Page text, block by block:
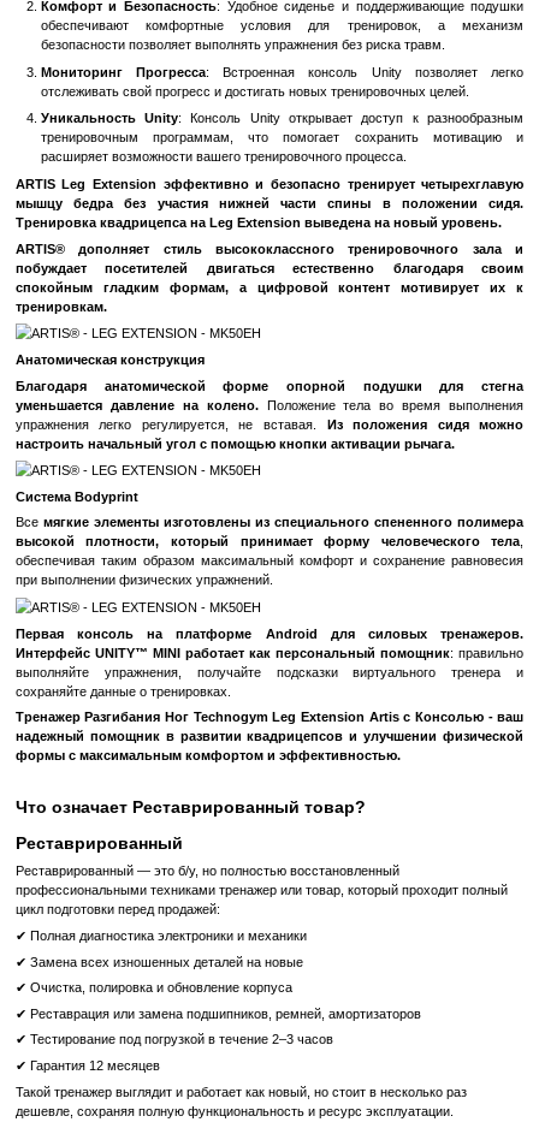
Эргономичный Дизайн: Удобное сиденье и
обеспечивают правильное положение тела во время
Регулируемость: Возможность регулирования угла
подставок для ног позволяет выбрать оптимальное
эффективной нагрузки квадрицепсов.
Комфортный Контроль
: Встроенная консоль
контролировать тренировки, отслеживать прогресс и
нагрузку.
Надежность и Безопасность: Механизм безопасности
выполнять упражнения с максимальным комфортом и
Преимущества:
Эффективность Упражнений
помогают улучшить силу и развить квадрицепсы.
Комфорт и Безопасность: Удобное сиденье и
обеспечивают комфортные условия для
безопасности позволяет выполнять упражнения без риска
Мониторинг Прогресса : Встроенная консоль Unity
отслеживать свой прогресс и достигать новых тренировочных
Уникальность Unity: Консоль Unity открывает доступ к
тренировочным программам, что помогает
расширяет возможности вашего тренировочного процесса.
мышцу бедра без участия нижней части спины в
Тренировка квадрицепса на Leg Extension выведена на
ARTIS® дополняет стиль высококлассного
побуждает посетителей двигаться естественно
спокойным гладким формам, а цифровой контент
Анатомическая конструкция
Благодаря анатомической форме опорной
уменьшается давление на колено.Положение тела во
упражнения легко регулируется, не вставая.
настроить начальный угол с помощью кнопки активации
Система Bodyprint
Все мягкие элементы изготовлены из специального
высокой плотности, который принимает форму
обеспечивая таким образом максимальный комфорт и
при выполнении физических упражнений.